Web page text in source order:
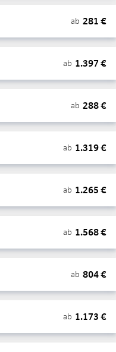
ab 281 €
ab 1.397 €
ab 288€
ab 1.319€
ab 1.265 €
ab 1.568€
ab 804€
ab 1.173 €